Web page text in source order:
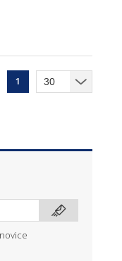
1